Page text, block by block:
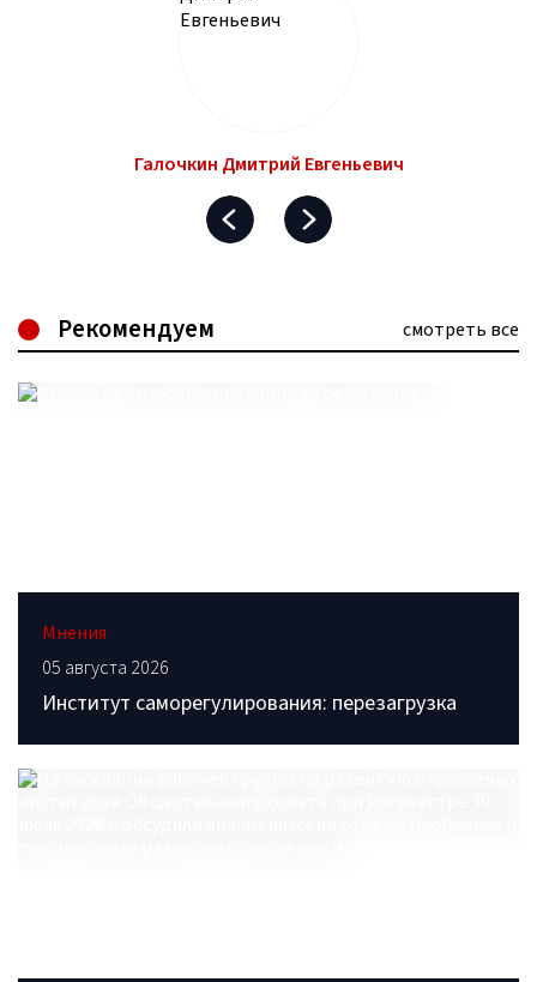
Галочкин Дмитрий Евгеньевич
Рекомендуем смотреть все
Мнения
05 августа 2026
Институт саморегулирования: перезагрузка